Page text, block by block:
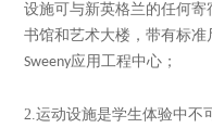
设施可与新英格兰的任何
书馆和艺术大楼，带有标
Sweeny应用工程中心；
2.运动设施是学生体验中不